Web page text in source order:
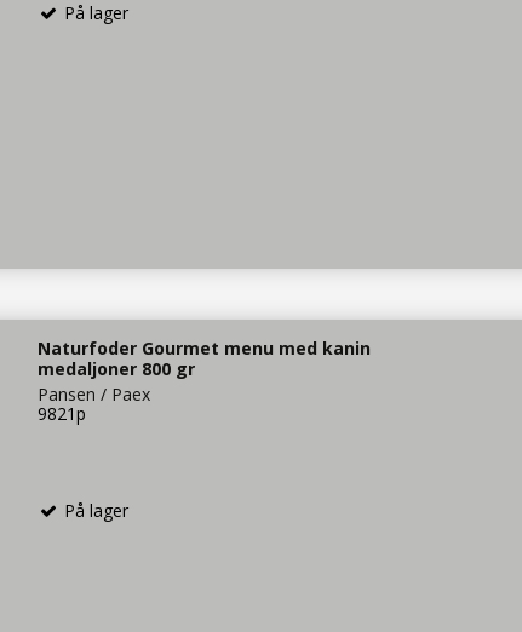
På lager
Naturfoder Gourmet menu med kanin
medaljoner 800 gr
Pansen / Paex
9821p
På lager